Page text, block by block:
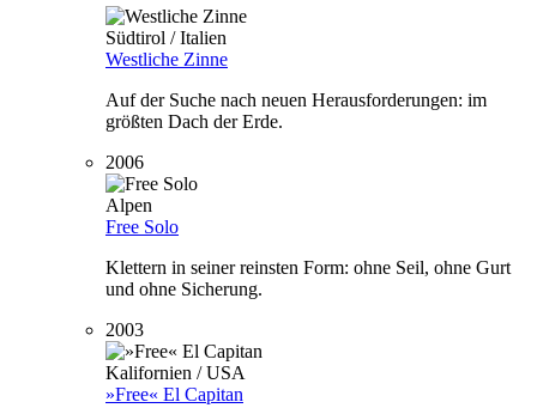
Südtirol / Italien
Westliche Zinne
Auf der Suche nach neuen Herausforderungen: im
größten Dach der Erde.
2006
Alpen
Free Solo
Klettern in seiner reinsten Form: ohne Seil, ohne Gurt
und ohne Sicherung.
2003
Kalifornien / USA
»Free« El Capitan